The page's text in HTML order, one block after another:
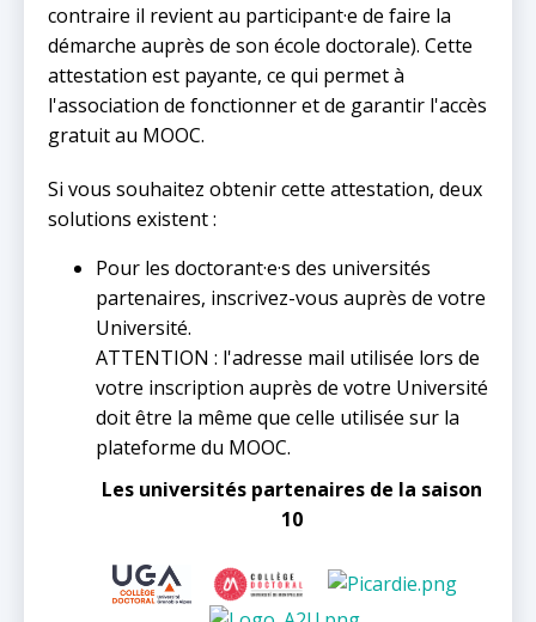
contraire il revient au participant·e de faire la
démarche auprès de son école doctorale). Cette
attestation est payante, ce qui permet à
l'association de fonctionner et de garantir l'accès
gratuit au MOOC.
Si vous souhaitez obtenir cette attestation, deux
solutions existent :
Pour les doctorant·e·s des universités
partenaires, inscrivez-vous auprès de votre
Université.
ATTENTION : l'adresse mail utilisée lors de
votre inscription auprès de votre Université
doit être la même que celle utilisée sur la
plateforme du MOOC.
Les universités partenaires de la saison
10